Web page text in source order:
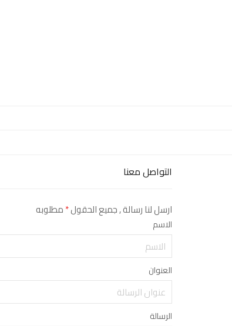
التواصل معنا
ارسل لنا رسالة , جميع الحقول*مطلوبه
الاسم
العنوان
الرسالة